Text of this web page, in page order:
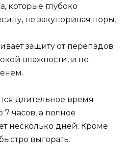
которые глубоко
не закупоривая поры.
защиту от перепадов
влажности, и не
длительное время
часов, а полное
несколько дней. Кроме
выгорать.